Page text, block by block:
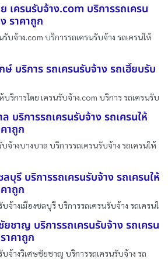
เครนรับจ้าง.com บริการรถเครน
ราคาถูก
รับจ้าง.com บริการรถเครนรับจ้าง รถเครนให้
ษ์ บริการ รถเครนรับจ้าง รถเฮี๊ยบรับ
บริการโดย เครนรับจ้าง.com บริการ รถเครนรับ
บริการรถเครนรับจ้าง รถเครนให้
าถูก
จ้างบางบาล บริการรถเครนรับจ้าง รถเครนให้
บุรี บริการรถเครนรับจ้าง รถเครนให้
าถูก
จ้างเมืองชลบุรี บริการรถเครนรับจ้าง รถเครนใ
ชาญ บริการรถเครนรับจ้าง รถเครน
าคาถูก
บจ้างวิเศษชัยชาญ บริการรถเครนรับจ้าง รถ